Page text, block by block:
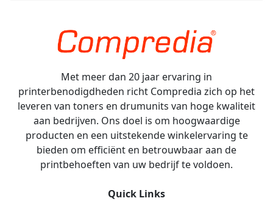
Met meer dan 20 jaar ervaring in
printerbenodigdheden richt Compredia zich op het
leveren van toners en drumunits van hoge kwaliteit
aan bedrijven. Ons doel is om hoogwaardige
producten en een uitstekende winkelervaring te
bieden om efficiënt en betrouwbaar aan de
printbehoeften van uw bedrijf te voldoen.
Quick Links